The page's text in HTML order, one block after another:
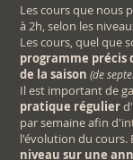
Les cours que nous
à 2h, selon les
Les cours, quel que
programme précis
de la saison (de
Il est important de
pratique régulier
par semaine afin
l'évolution du cours.
niveau sur une